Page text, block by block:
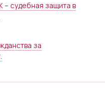
судебная защита в
за